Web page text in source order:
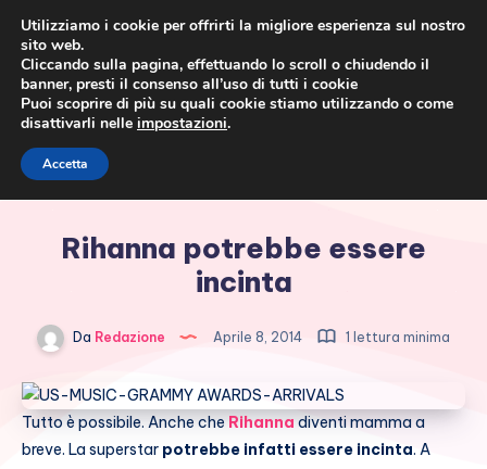
Rihanna potrebbe essere
incinta
Da Redazione Aprile 8, 2014 1 lettura minima
Tutto è possibile. Anche che Rihanna diventi mamma a
breve. La superstar potrebbe infatti essere incinta. A
Utilizziamo i cookie per offrirti la migliore esperienza sul nostro
sito web.
Cliccando sulla pagina, effettuando lo scroll o chiudendo il
banner, presti il consenso all’uso di tutti i cookie
Puoi scoprire di più su quali cookie stiamo utilizzando o come
disattivarli nelle impostazioni.
Accetta